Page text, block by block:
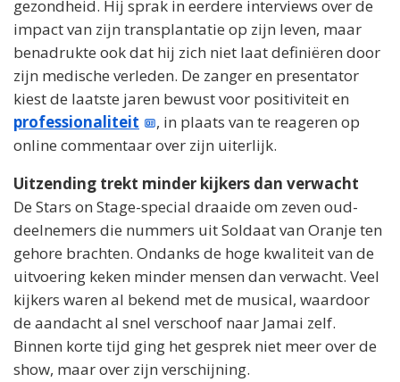
gezondheid. Hij sprak in eerdere interviews over de
impact van zijn transplantatie op zijn leven, maar
benadrukte ook dat hij zich niet laat definiëren door
zijn medische verleden. De zanger en presentator
kiest de laatste jaren bewust voor positiviteit en
professionaliteit
, in plaats van te reageren op
online commentaar over zijn uiterlijk.
Uitzending trekt minder kijkers dan verwacht
De Stars on Stage-special draaide om zeven oud-
deelnemers die nummers uit Soldaat van Oranje ten
gehore brachten. Ondanks de hoge kwaliteit van de
uitvoering keken minder mensen dan verwacht. Veel
kijkers waren al bekend met de musical, waardoor
de aandacht al snel verschoof naar Jamai zelf.
Binnen korte tijd ging het gesprek niet meer over de
show, maar over zijn verschijning.